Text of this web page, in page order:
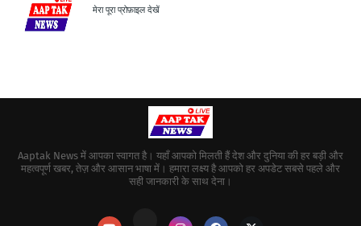
मेरा पूरा प्रोफ़ाइल देखें
Aaptak News में आपका स्वागत है। यहाँ आपको मिलती हैं देश और दुनिया की हर बड़ी और
महत्वपूर्ण खबर, तेज़ और आसान भाषा में। हमारा लक्ष्य है आपको हर अपडेट सबसे पहले और
सही जानकारी के साथ देना।